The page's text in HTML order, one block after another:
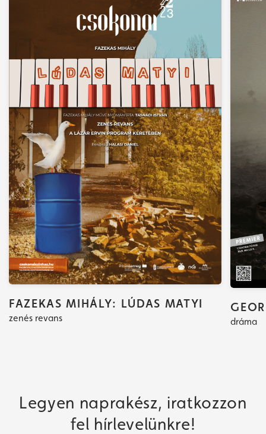
FAZEKAS MIHÁLY: LÚDAS MATYI
zenés revans dráma
Legyen naprakész, iratkozzon
fel hírlevelünkre!